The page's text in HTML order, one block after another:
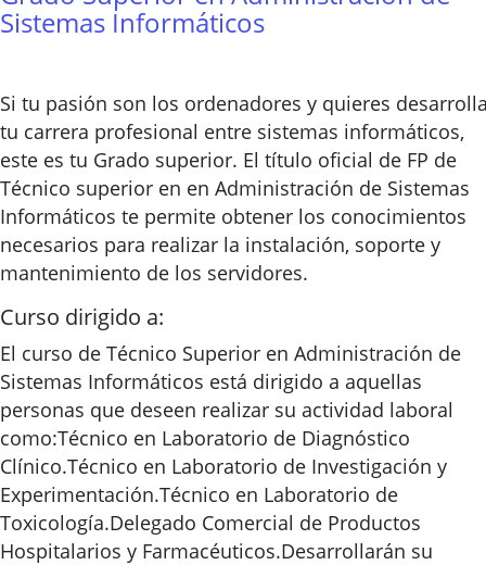
Sistemas Informáticos
Si tu pasión son los ordenadores y quieres
tu carrera profesional entre sistemas informáticos,
este es tu Grado superior. El título oficial de FP de
Técnico superior en en Administración de Sistemas
Informáticos te permite obtener los conocimientos
necesarios para realizar la instalación, soporte y
mantenimiento de los servidores.
Curso dirigido a:
El curso de Técnico Superior en Administración de
Sistemas Informáticos está dirigido a aquellas
personas que deseen realizar su actividad laboral
como:Técnico en Laboratorio de Diagnóstico
Clínico.Técnico en Laboratorio de Investigación y
Experimentación.Técnico en Laboratorio de
Toxicología.Delegado Comercial de Productos
Hospitalarios y Farmacéuticos.Desarrollarán su